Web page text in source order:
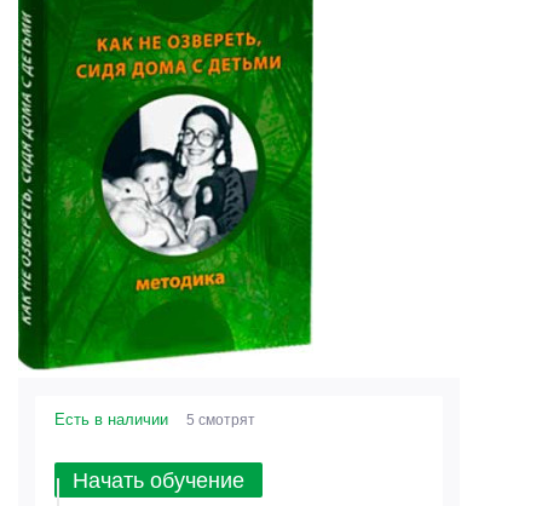
Есть в наличии 5 смотрят
Начать обучение